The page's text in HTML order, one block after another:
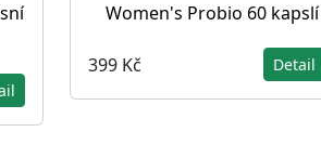
Women's Probio 60 kapslí
399 Kč Detail